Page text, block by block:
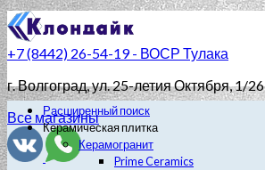
+7 (8442) 26-54-19 - ВОСР Тулака
г. Волгоград, ул. 25-летия Октября, 1/26
Все магазины
Расширенный поиск
Керамическая плитка
Керамогранит
Prime Ceramics